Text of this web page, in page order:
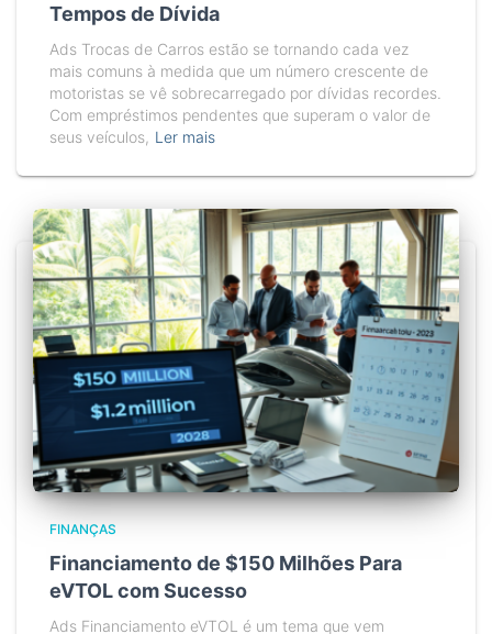
Tempos de Dívida
Ads Trocas de Carros estão se tornando cada vez
mais comuns à medida que um número crescente de
motoristas se vê sobrecarregado por dívidas recordes.
Com empréstimos pendentes que superam o valor de
seus veículos, Ler mais
FINANÇAS
Financiamento de $150 Milhões Para
eVTOL com Sucesso
Ads Financiamento eVTOL é um tema que vem